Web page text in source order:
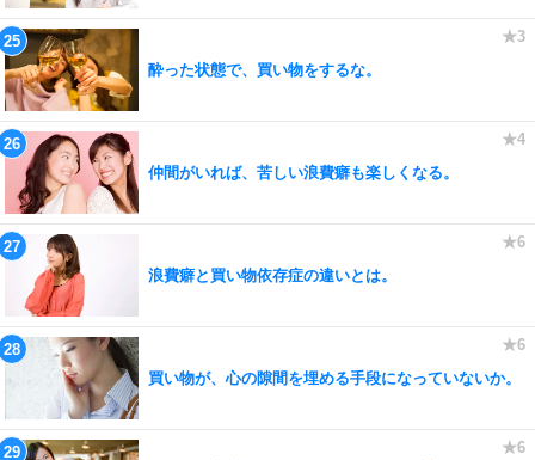
酔った状態で、買い物をするな。
仲間がいれば、苦しい浪費癖も楽しくなる。
浪費癖と買い物依存症の違いとは。
買い物が、心の隙間を埋める手段になっていないか。